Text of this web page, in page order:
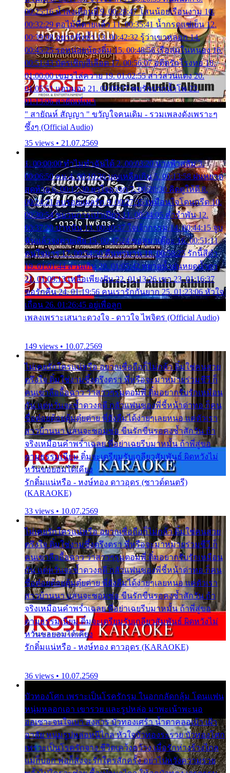
00:25:16 น้ำลงเดือนยี่ 9. 00:28:47 โสนน้อยเรือนงาม 10.
00:32:29 ตอไม้ที่ตายแล้ว 11. 00:35:41 น้ำกรดแช่เย็น 12.
00:39:08 อยากฟังซ้ำ 13. 00:42:32 รู้ว่าเขาหลอก 14.
00:45:25 รอหน่อยน้องติ๋ม 15. 00:48:56 เรือล่มในหนอง 16.
00:51:43 บัตรเชิญสีเลือด 17. 00:56:07 อดีตรักโรงทอ 18.
01:00:00 เขมรไล่ควาย 19. 01:02:55 สาวสวนแตง 20.
01:05:51 แอบมอง 21. 01:09:27 พบรักปากน้ำโพ 22.
01:13:06 สายัณห์เมา
" สายัณห์ สัญญา " ขวัญใจคนเดิม - รวมเพลงดังเพราะๆ
ซึ้งๆ (Official Audio)
35 views • 21.07.2569
1. 00:00:00 ทำไมทำฉันได้ 2. 00:03:20 นางฟ้าสลัม 3.
00:06:50 คน 4. 00:10:36 บุญเหลือเกิน 5. 00:13:58 ฝนหยาด
สุดท้าย 6. 00:17:30 ยาใจยาจก 7. 00:20:30 คิดดูให้ดี 8.
00:24:21 ลบรอยแผลรัก 9. 00:27:35 เหมือนใจโดนกรีด 10.
00:30:54 ขบวนการเปาเปียว 11. 00:34:05 คำรำพัน 12.
00:37:20 ปาหนัน 13. 00:40:37 ใจเจ้ากรรม 14. 00:44:15 จูบ
ฉันแล้วจงตายเสีย 15. 00:47:24 ขอสูมาเต๊อะ 16. 00:51:11
คนใจมาร 17. 00:54:50 คืนทรมาน 18. 00:58:25 รักนี้สีดำ
19. 01:01:44 ส่วนเกิน 20. 01:05:42 หยาดน้ำฝนหยดน้ำตา
21. 01:09:13 เหลือเพียงฝัน 22. 01:13:26 เขา 23. 01:16:37
ขอรักคืน 24. 01:19:56 คนเรารักกันยาก 25. 01:23:06 หัวใจ
เถื่อน 26. 01:26:45 อยู่เพื่อลูก
เพลงเพราะเสนาะดวงใจ - ดาวใจ ไพจิตร (Official Audio)
149 views • 10.07.2569
ไม่เคยรักใครแน่หรือ อยากเชื่อถือก็ไม่กล้า ติ๋มใช่คนสวย
ตรึงใจ ติ๋มใช่งามซึ้งตรึงตรา พี่หรือจะมาหมายร่วมชีวี ก็
คนเขาลืออื้อฉาว ว่าสาวๆรุมตอมพี่ ติ๋มอยากรับรักเหมือน
กัน แต่หวั่นจะช้ำดวงฤดี กลัวแฟนของพี่ชี้หน้าด่าทอ ก็คน
ชื่อต๋อยต้อยตุ้มตุ๋ยต่าย พี่ยังลืมได้ง่ายๆเลยหนอ แค่ตัวเรา
สาวบ้านนา แสนจะซอมซ่อ ขืนรักขืนรอคงช้ำสักวัน ถ้า
จริงเหมือนคำพร่ำเฉลย พี่อย่าเฉยรีบมาหมั้น ถ้าพี่สู่ขอ
ตามธรรมเนียม ติ๋มจะเตรียมรับเกลียวสัมพันธ์ ผิดหวังไม่
หวั่นขอยอมได้เคียง
รักติ๋มแน่หรือ - หงษ์ทอง ดาวอุดร (ซาวด์ดนตรี)
(KARAOKE)
33 views • 10.07.2569
ไม่เคยรักใครแน่หรือ อยากเชื่อถือก็ไม่กล้า ติ๋มใช่คนสวย
ตรึงใจ ติ๋มใช่งามซึ้งตรึงตรา พี่หรือจะมาหมายร่วมชีวี ก็
คนเขาลืออื้อฉาว ว่าสาวๆรุมตอมพี่ ติ๋มอยากรับรักเหมือน
กัน แต่หวั่นจะช้ำดวงฤดี กลัวแฟนของพี่ชี้หน้าด่าทอ ก็คน
ชื่อต๋อยต้อยตุ้มตุ๋ยต่าย พี่ยังลืมได้ง่ายๆเลยหนอ แค่ตัวเรา
สาวบ้านนา แสนจะซอมซ่อ ขืนรักขืนรอคงช้ำสักวัน ถ้า
จริงเหมือนคำพร่ำเฉลย พี่อย่าเฉยรีบมาหมั้น ถ้าพี่สู่ขอ
ตามธรรมเนียม ติ๋มจะเตรียมรับเกลียวสัมพันธ์ ผิดหวังไม่
หวั่นขอยอมได้เคียง
รักติ๋มแน่หรือ - หงษ์ทอง ดาวอุดร (KARAOKE)
36 views • 10.07.2569
บัวทองโศก เพราะเป็นโรครักรุม ในอกกลัดกลุ้ม โดนแฟน
หนุ่มหลอกเอา เขารวย และรูปหล่อ มาพะเน้าพะนอ
ออเซาะจนใจเบา สงสาร บัวทองเศร้า น้ำตาคลอเบ้า เฝ้า
อาลัย หนุ่มรูปหล่อหนีไกล หัวใจบัวทองระรวย บัวทองโศก
เพราะเป็นโรครักจาง ชีวิตเคว้งคว้าง เมื่อรักห่างร้างไกล
แม่ก็บอก พ่อก็สั่งจะรักใครสักครั้ง อย่าไปหวังความรวย